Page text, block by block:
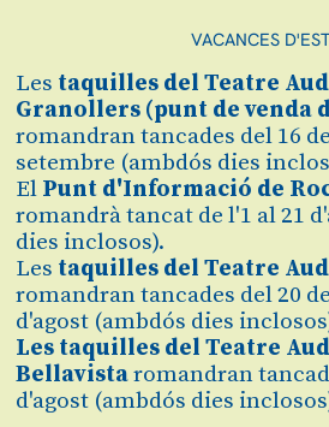
Diapositiva 1 de 1
Diuen que Philleas Fogg va fer la
més no, això diuen des de fa 150,
publicar el llibre per primera
Philleas Fogg no va ser l'únic? I si
no hagués estat el primer? D'això i
món anirà aquest concert. No us el
VACANCES
Les taquilles del Teatre
Granollers (punt de venda
romandran tancades del 16
setembre (ambdós dies
El Punt d'Informació de
romandrà tancat de l'1 al 21
dies inclosos).
Les taquilles del Teatre
romandran tancades del 20
d'agost (ambdós dies
Les taquilles del Teatre
Bellavistaromandran
d'agost (ambdós dies